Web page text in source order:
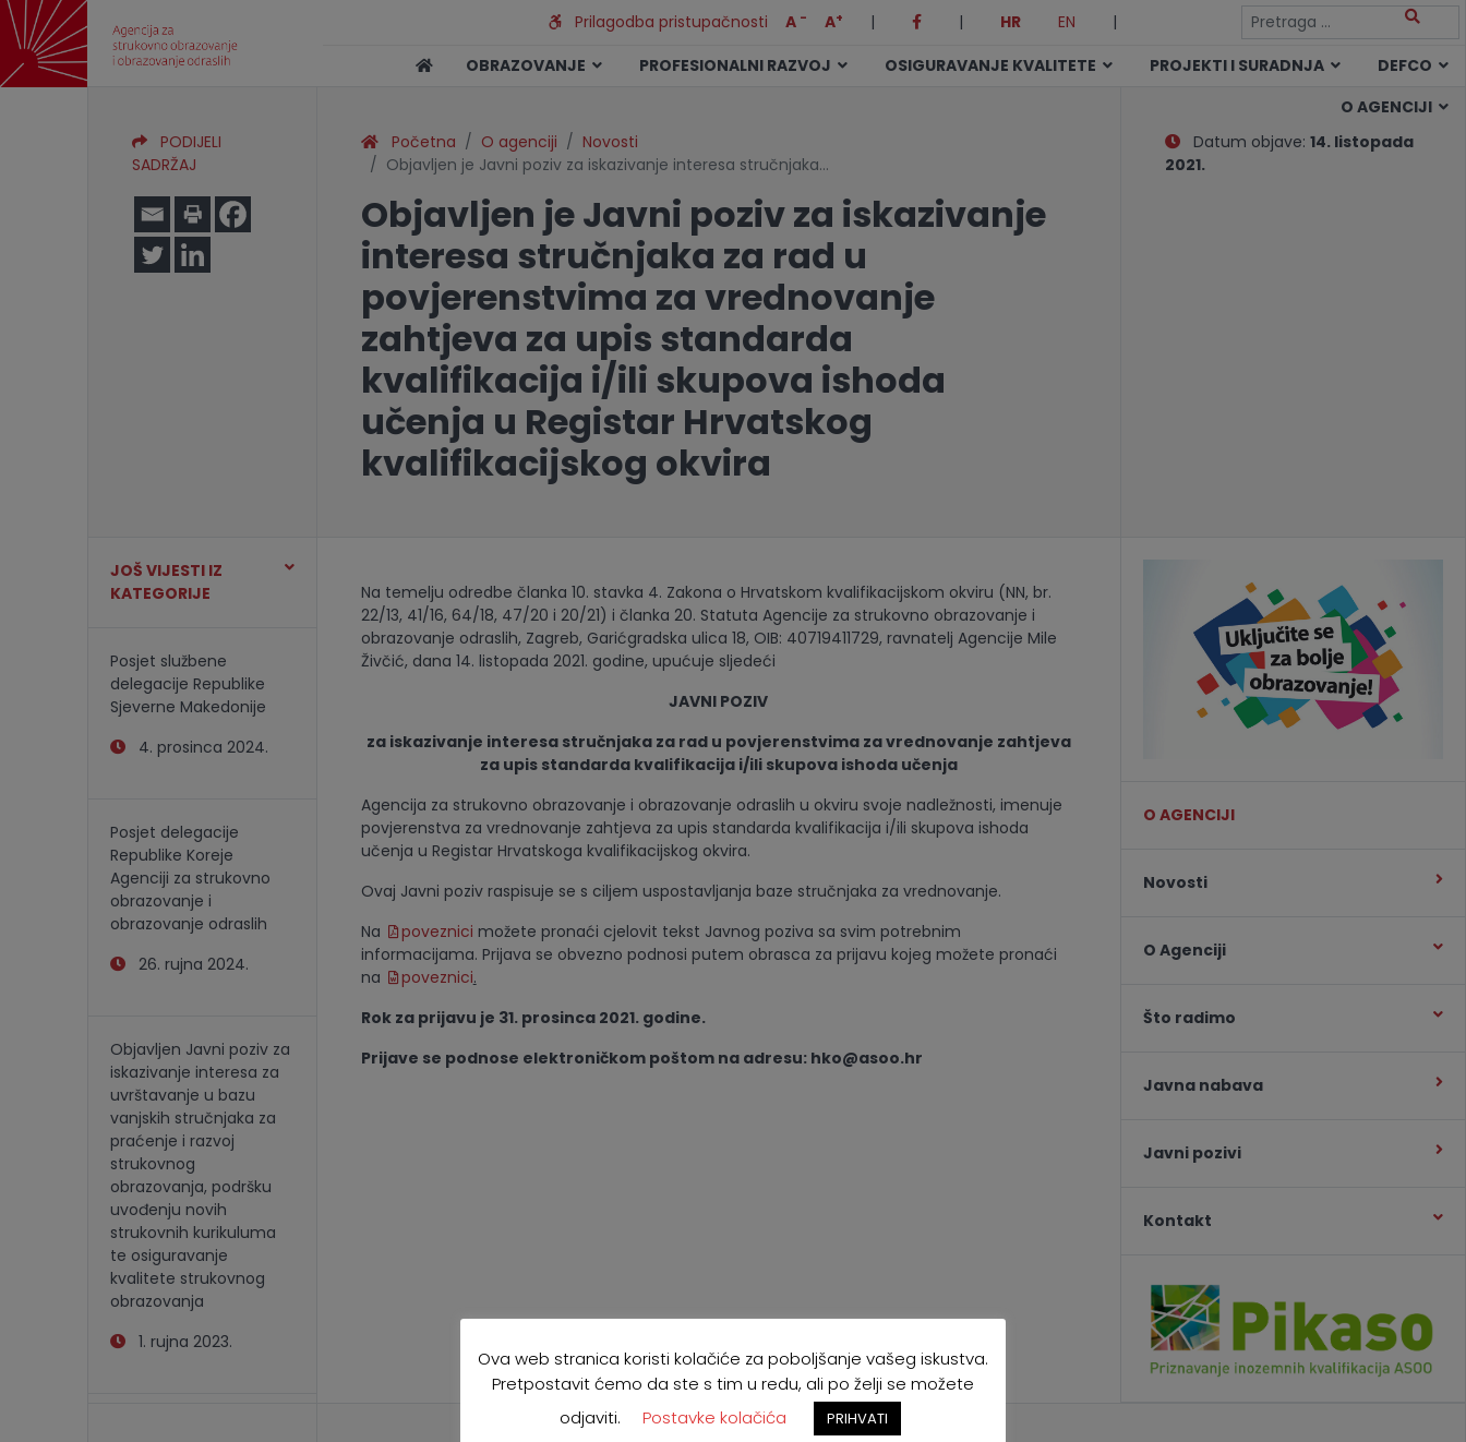
Prilagodba pristupačnosti A - A+ | | HR EN
|
OBRAZOVANJE
PROFESIONALNI RAZVOJ OSIGURAVANJE KVALITETE PROJEKTI I SURADNJA
DEFCO
O AGENCIJI
PODIJELI
SADRŽAJ
Početna O agenciji
Novosti
Objavljen je Javni poziv za iskazivanje interesa stručnjaka…
Objavljen je Javni poziv za iskazivanje
interesa stručnjaka za rad u
povjerenstvima za vrednovanje
zahtjeva za upis standarda
kvalifikacija i/ili skupova ishoda
učenja u Registar Hrvatskog
kvalifikacijskog okvira
Datum objave: 14. listopada
2021.
JOŠ VIJESTI IZ
KATEGORIJE
Posjet službene
delegacije Republike
Sjeverne Makedonije
4. prosinca 2024.
Posjet delegacije
Republike Koreje
Agenciji za strukovno
obrazovanje i
obrazovanje odraslih
26. rujna 2024.
Objavljen Javni poziv za
iskazivanje interesa za
uvrštavanje u bazu
vanjskih stručnjaka za
praćenje i razvoj
strukovnog
obrazovanja, podršku
uvođenju novih
strukovnih kurikuluma
te osiguravanje
kvalitete strukovnog
obrazovanja
1. rujna 2023.
Na temelju odredbe članka 10. stavka 4. Zakona o Hrvatskom kvalifikacijskom okviru (NN, br.
22/13, 41/16, 64/18, 47/20 i 20/21) i članka 20. Statuta Agencije za strukovno obrazovanje i
obrazovanje odraslih, Zagreb, Garićgradska ulica 18, OIB: 40719411729, ravnatelj Agencije Mile
Živčić, dana 14. listopada 2021. godine, upućuje sljedeći
JAVNI POZIV
za iskazivanje interesa stručnjaka za rad u povjerenstvima za vrednovanje zahtjeva
za upis standarda kvalifikacija i/ili skupova ishoda učenja
Agencija za strukovno obrazovanje i obrazovanje odraslih u okviru svoje nadležnosti, imenuje
povjerenstva za vrednovanje zahtjeva za upis standarda kvalifikacija i/ili skupova ishoda
učenja u Registar Hrvatskoga kvalifikacijskog okvira.
Ovaj Javni poziv raspisuje se s ciljem uspostavljanja baze stručnjaka za vrednovanje.
Na
poveznici možete pronaći cjelovit tekst Javnog poziva sa svim potrebnim
informacijama. Prijava se obvezno podnosi putem obrasca za prijavu kojeg možete pronaći
na
poveznici.
Rok za prijavu je 31. prosinca 2021. godine.
Prijave se podnose elektroničkom poštom na adresu: hko@asoo.hr
O AGENCIJI
Novosti
O Agenciji
Što radimo
Javna nabava
Javni pozivi
Kontakt
Ova web stranica koristi kolačiće za poboljšanje vašeg iskustva.
Pretpostavit ćemo da ste s tim u redu, ali po želji se možete
odjaviti.
Postavke kolačića PRIHVATI